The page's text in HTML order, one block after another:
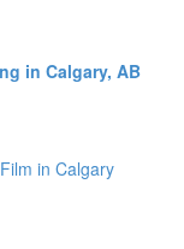
in Calgary, AB